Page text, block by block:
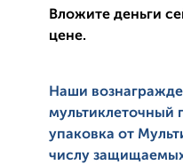
Вложите деньги
цене.
Наши
мультиклеточный
упаковка от
числу